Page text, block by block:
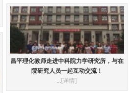
昌平理化教师走进中科院力学研究所，与在
院研究人员一起互动交流！
... [详情]